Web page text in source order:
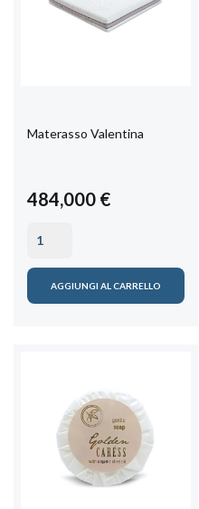
Materasso Valentina
484,000 €
AGGIUNGI AL CARRELLO